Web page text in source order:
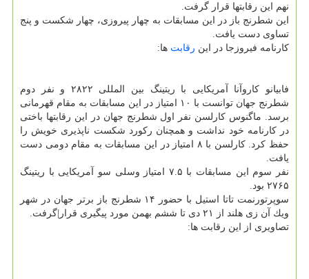
نهم این رقابتها قرار گرفت.
این شطرنج باز در این مسابقات به چهار پیروزی، چهار شكست و پنج
تساوی دست یافت.
كارنامه فیروزجا در این رقابت ها:
فابیانو كاروآنا آمریكایی با ریتینگ بین المللی ۲۸۲۲ و نفر دوم
شطرنج جهان توانست با ۱۰ امتیاز در این مسابقات به مقام قهرمانی
برسد. ماگنوس كارلسن نفر اول شطرنج جهان در این رقابتها باختی
در كارنامه خود نداشت و همچنان ركورد شكست ناپذیری خویش را
حفظ كرد. كارلسن با ۸ امتیاز در این مسابقات به مقام دومی دست
یافت.
نفر سوم این مسابقات با ۷.۵ امتیاز وسلی سو آمریكایی با ریتینگ
۲۷۶۵ بود.
سوپرتورنمت تاتا استیل با حضور ۱۴ شطرنج باز برتر جهان در شهر
ویك آن زی هلند از ۲۱ دی تا ششم بهمن مورد پیگیری قرار|گرفت.
تصاویری از این رقابت ها: